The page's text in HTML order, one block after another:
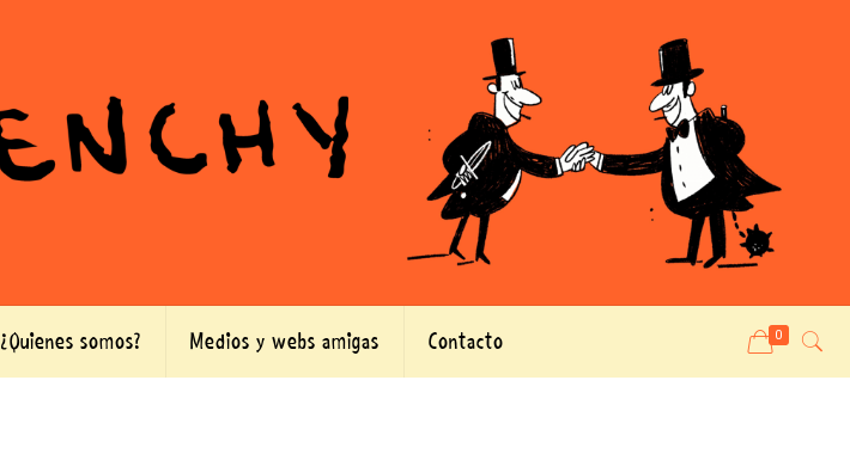
¿Quienes somos? Medios y webs amigas Contacto 0